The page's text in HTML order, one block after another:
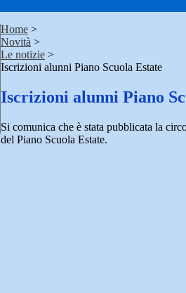
Home >
Novità >
Le notizie >
Iscrizioni alunni Piano Scuola Estate
Iscrizioni alunni Piano
Si comunica che è stata pubblicata la
del Piano Scuola Estate.